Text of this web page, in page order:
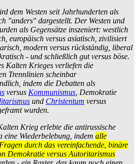
dem Westen seit Jahrhunderten als
"anders" dargestellt. Der Westen und
als Gegensätze inszeniert: westlich
europäisch versus asiatisch, zivilisiert
modern versus rückständig, liberal
- und schließlich gut versus böse.
Kalten Krieges verliefen die
Trennlinien scheinbar
indem die Debatten als
versus Kommunismus , Demokratie
und Christentum versus
wurden.
Krieg erlebte die antirussische
eine Wiederbelebung, indem alle
durch das vereinfachende, binäre
Demokratie versus Autoritarismus